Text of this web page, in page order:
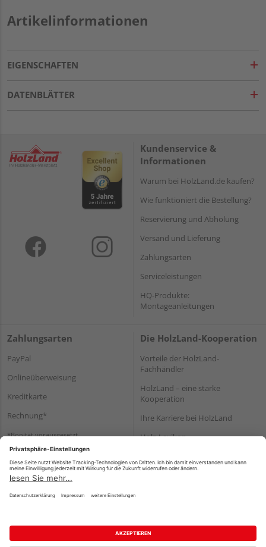
Artikelinformationen
EIGENSCHAFTEN
DATENBLÄTTER
Kundenservice &
Informationen
Warum bei HolzLand.de kaufen?
Wie funktioniert die Bestellung?
Reservierung und Abholung
Versand und Lieferung
Zahlungsarten
Serviceleistungen
HQ-Produkte:
Montageanleitungen
Zahlungsarten
PayPal
Onlineüberweisung
Kreditkarte
Rechnung*
*Bonität vorausgesetzt
Die HolzLand-Kooperation
Vorteile der HolzLand-
Fachhändler
HolzLand – eine starke
Kooperation
Ihre Karriere bei HolzLand
Holz-Lexikon
Impressum Datenschutz
Nutzungsbedingungen
Barrierefreiheitserklärung
Vertrag widerrufen